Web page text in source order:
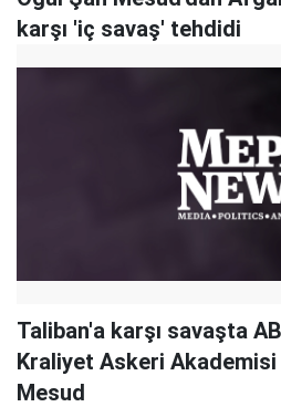
karşı 'iç savaş' tehdidi
Taliban'a karşı savaşta
Kraliyet Askeri Akademisi
Mesud